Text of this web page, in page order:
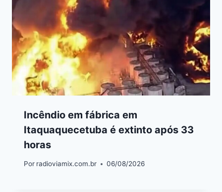
Incêndio em fábrica em
Itaquaquecetuba é extinto após 33
horas
Por radioviamix.com.br 06/08/2026